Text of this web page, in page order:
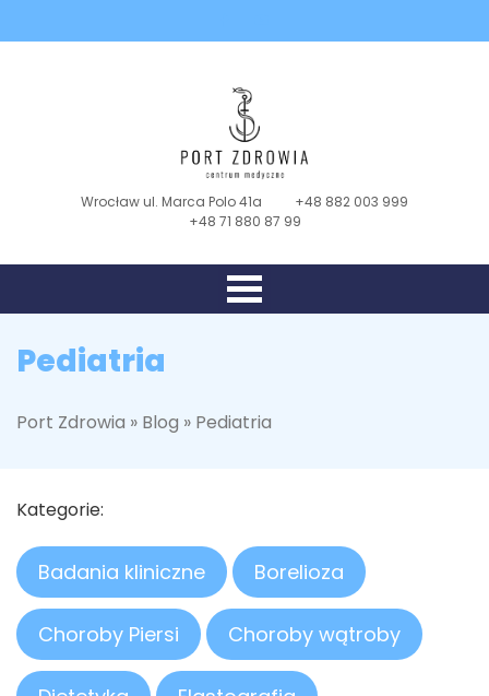
Wrocław ul. Marca Polo 41a
+48 882 003 999
+48 71 880 87 99
Pediatria
Port Zdrowia » Blog » Pediatria
Kategorie:
Badania kliniczne Borelioza
Choroby Piersi Choroby wątroby